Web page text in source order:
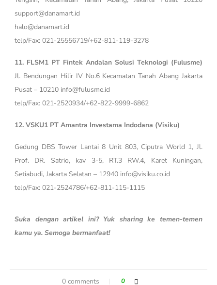
support@danamart.id
halo@danamart.id
telp/Fax: 021-25556719/+62-811-119-3278
11. FLSM1 PT Fintek Andalan Solusi Teknologi (Fulusme)
Jl. Bendungan Hilir IV No.6 Kecamatan Tanah Abang Jakarta
Pusat – 10210 info@fulusme.id
telp/Fax: 021-2520934/+62-822-9999-6862
12. VSKU1 PT Amantra Investama Indodana (Visiku)
Gedung DBS Tower Lantai 8 Unit 803, Ciputra World 1, Jl.
Prof. DR. Satrio, kav 3-5, RT.3 RW.4, Karet Kuningan,
Setiabudi, Jakarta Selatan – 12940 info@visiku.co.id
telp/Fax: 021-2524786/+62-811-115-1115
Suka dengan artikel ini? Yuk sharing ke temen-temen
kamu ya. Semoga bermanfaat!
0 comments 0